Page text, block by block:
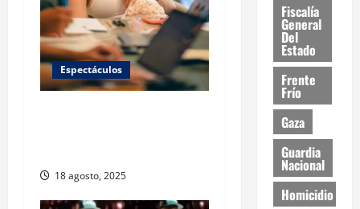
Espectáculos
18 agosto, 2025
Fiscalía
General
Del
Estado
Frente
Frío
Gaza
Guardia
Nacional
Homicidio